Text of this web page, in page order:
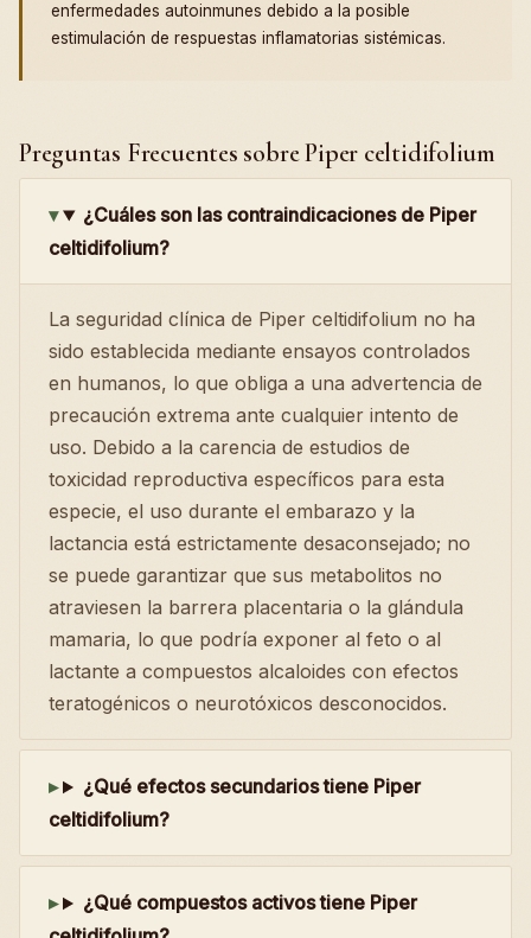
enfermedades autoinmunes debido a la posible
estimulación de respuestas inflamatorias sistémicas.
Preguntas Frecuentes sobre Piper celtidifolium
¿Cuáles son las contraindicaciones de Piper
celtidifolium?
La seguridad clínica de Piper celtidifolium no ha
sido establecida mediante ensayos controlados
en humanos, lo que obliga a una advertencia de
precaución extrema ante cualquier intento de
uso. Debido a la carencia de estudios de
toxicidad reproductiva específicos para esta
especie, el uso durante el embarazo y la
lactancia está estrictamente desaconsejado; no
se puede garantizar que sus metabolitos no
atraviesen la barrera placentaria o la glándula
mamaria, lo que podría exponer al feto o al
lactante a compuestos alcaloides con efectos
teratogénicos o neurotóxicos desconocidos.
¿Qué efectos secundarios tiene Piper
celtidifolium?
¿Qué compuestos activos tiene Piper